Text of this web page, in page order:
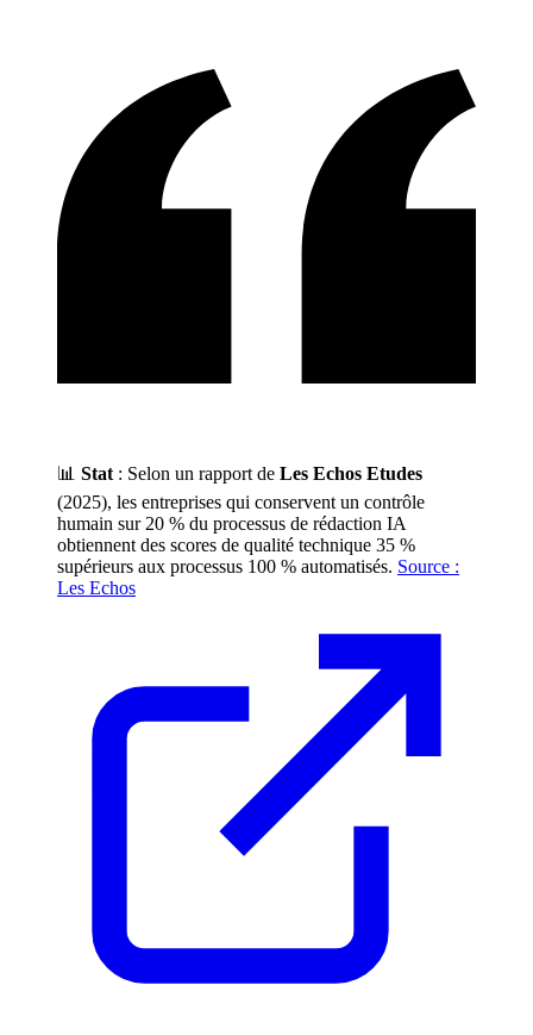
📊 Stat : Selon un rapport de Les Echos Etudes
(2025), les entreprises qui conservent un contrôle
humain sur 20 % du processus de rédaction IA
obtiennent des scores de qualité technique 35 %
supérieurs aux processus 100 % automatisés. Source :
Les Echos